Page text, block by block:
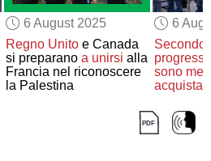
6 August 2025
Regno Unitoe Canada
si preparano a unirsi alla
Francia nel riconoscere
la Palestina
6
Secondo
sono
Tesla